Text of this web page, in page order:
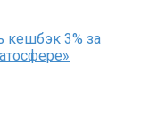
3% за